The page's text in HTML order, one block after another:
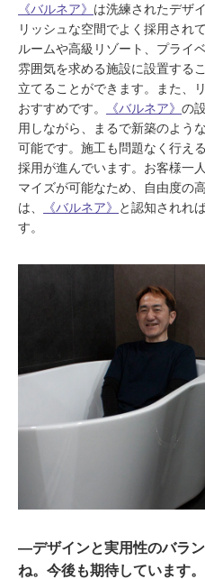
《バルネア》 は洗練されたデザ
リッシュな空間でよく採用され
ルームや高級リゾート、プライ
雰囲気を求める施設に設置する
立てることができます。また、
おすすめです。
《バルネア》 の
用しながら、まるで新築のよう
可能です。施工も問題なく行え
採用が進んでいます。お客様一
マイズが可能なため、自由度の
は、
《バルネア》
と認知されれ
す。
―デザインと実用性のバラ
ね。今後も期待しています。